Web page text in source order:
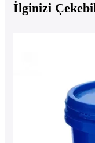
İlginizi